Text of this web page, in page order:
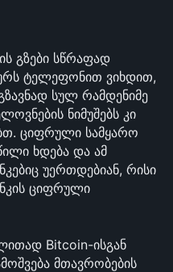
გზები სწრაფად
ტელეფონით ვიხდით,
სულ რამდენიმე
ნიმუშებს კი
ციფრული სამყარო
ხდება და ამ
უერთდებიან, რისი
ციფრული
Bitcoin-ისგან
მთავრობების